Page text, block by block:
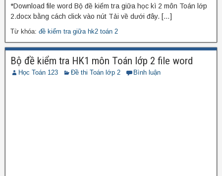
*Download file word Bộ đề kiểm tra giữa học kì 2 môn Toán lớp
2.docx bằng cách click vào nút Tải về dưới đây. […]
Từ khóa: đề kiểm tra giữa hk2 toán 2
Bộ đề kiểm tra HK1 môn Toán lớp 2 file word
Học Toán 123 Đề thi Toán lớp 2 Bình luận